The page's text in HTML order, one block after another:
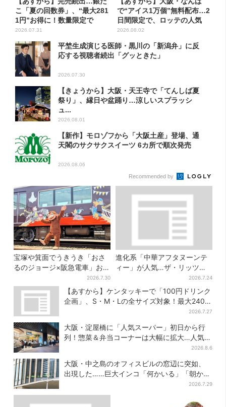
こ「夏の回数券」、“最大281
1円”お得に！数量限定で
2026.07.31
で“アイス1万個”無料配布…2
日間限定で、ロッテの人気
商...
2026.08.02
平埜生成演じる医師・黒川の「新潟弁」に反
応する視聴者続出「グッときた」
2026.07.30
【きょうから】大阪・天王寺で「てんしば夏
祭り」、縁日や盆踊り…涼しいスプラッシ
ュ...
2026.08.01
【新作】モロゾフから「大阪土産」登場、通
天閣のサクサクスイーツ 6カ所で順次発売
2026.08.06
Recommended by
宝塚や箕面でうきうき「おさ
るのジョージ×阪急電車」お披
露目！マルーンの制服で神
戸・宝塚・京都各線に添乗
2026.7.30
進化系「中華アフタヌーンテ
ィー」が人気…ザ・リッツ・
カールトン大阪でも、8月末ま
で開催
2026.7.24
【あすから】ケンタッキーで「100円ドリンク
企画」、S・M・Lの全サイズ対象！最大240円
2026.7.27
大阪・淀屋橋に「人気スーパー」初日から行
列！惣菜＆弁当コーナーは大幅に拡大…人気商
2026.8.6
大阪・中之島のオフィスビルの窓辺に突如、
出現した……巨大インコ「何かいる」「朝から
2026.7.29